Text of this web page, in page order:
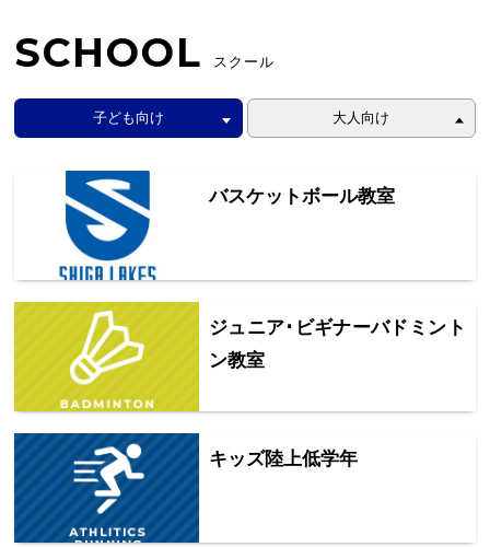
SCHOOL スクール
子ども向け 大人向け
バスケットボール教室
ジュニア･ビギナーバドミント
ン教室
キッズ陸上低学年